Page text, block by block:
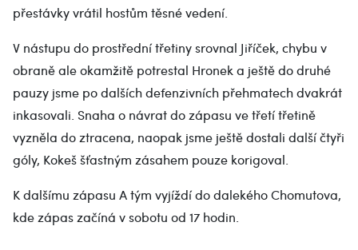
přestávky vrátil hostům těsné vedení.
V nástupu do prostřední třetiny srovnal Jiříček, chybu v
obraně ale okamžitě potrestal Hronek a ještě do druhé
pauzy jsme po dalších defenzivních přehmatech dvakrát
inkasovali. Snaha o návrat do zápasu ve třetí třetině
vyzněla do ztracena, naopak jsme ještě dostali další čtyři
góly, Kokeš šťastným zásahem pouze korigoval.
K dalšímu zápasu A tým vyjíždí do dalekého Chomutova,
kde zápas začíná v sobotu od 17 hodin.